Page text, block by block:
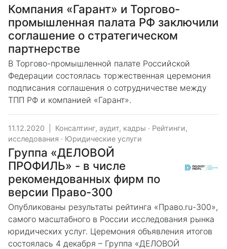
Компания «Гарант» и Торгово-
промышленная палата РФ заключили
соглашение о стратегическом
партнерстве
В Торгово-промышленной палате Российской
Федерации состоялась торжественная церемония
подписания соглашения о сотрудничестве между
ТПП РФ и компанией «Гарант».
11.12.2020 Консалтинг, аудит, кадры · Рейтинги,
исследования · Юридические услуги
Группа «ДЕЛОВОЙ
ПРОФИЛЬ» - в числе
рекомендованных фирм по
версии Право-300
Опубликованы результаты рейтинга «Право.ru-300»,
самого масштабного в России исследования рынка
юридических услуг. Церемония объявления итогов
состоялась 4 декабря – Группа «ДЕЛОВОЙ